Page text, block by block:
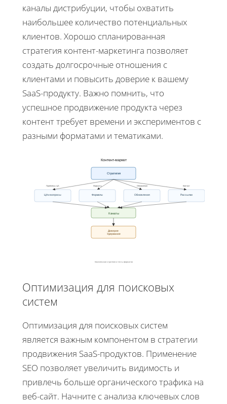
каналы дистрибуции, чтобы охватить
наибольшее количество потенциальных
клиентов. Хорошо спланированная
стратегия контент-маркетинга позволяет
создать долгосрочные отношения с
клиентами и повысить доверие к вашему
SaaS-продукту. Важно помнить, что
успешное продвижение продукта через
контент требует времени и экспериментов с
разными форматами и тематиками.
Контент-маркет
Стратегия
ЦА и вопросы Форматы Обновления Рассылки
Каналы
Доверие
Удержание
Проблемы ЦА Форматы Обновления Контакт
Комплексная стратегия и тесты форматов
Оптимизация для поисковых
систем
Оптимизация для поисковых систем
является важным компонентом в стратегии
продвижения SaaS-продуктов. Применение
SEO позволяет увеличить видимость и
привлечь больше органического трафика на
веб-сайт. Начните с анализа ключевых слов